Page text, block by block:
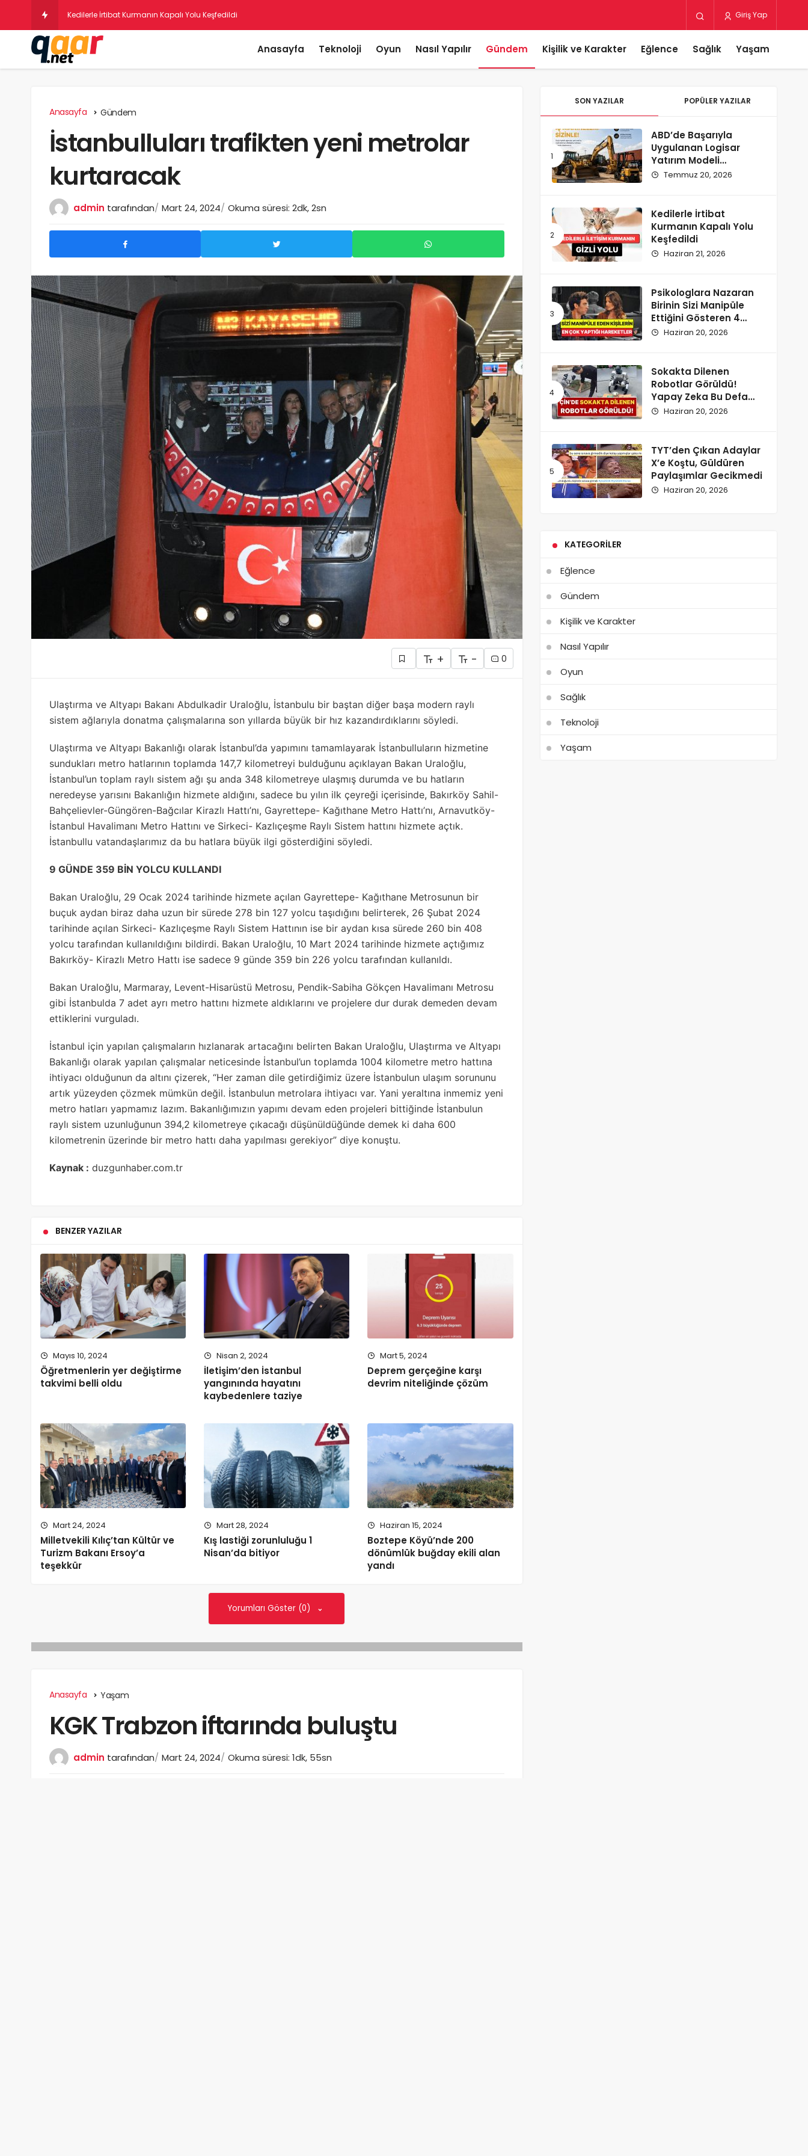
Psikologla Giriş Yap
Anasayfa Teknoloji Oyun Nasıl Yapılır Gündem Kişilik ve Karakter Eğlence Sağlık Yaşam
Anasayfa Gündem
İstanbulluları trafikten yeni metrolar
kurtaracak
admin tarafından Mart 24, 2024 Okuma süresi: 2dk, 2sn
+ - 0
Ulaştırma ve Altyapı Bakanı Abdulkadir Uraloğlu, İstanbulu bir baştan diğer başa modern raylı
sistem ağlarıyla donatma çalışmalarına son yıllarda büyük bir hız kazandırdıklarını söyledi.
Ulaştırma ve Altyapı Bakanlığı olarak İstanbul’da yapımını tamamlayarak İstanbulluların hizmetine
sundukları metro hatlarının toplamda 147,7 kilometreyi bulduğunu açıklayan Bakan Uraloğlu,
İstanbul’un toplam raylı sistem ağı şu anda 348 kilometreye ulaşmış durumda ve bu hatların
neredeyse yarısını Bakanlığın hizmete aldığını, sadece bu yılın ilk çeyreği içerisinde, Bakırköy Sahil-
Bahçelievler-Güngören-Bağcılar Kirazlı Hattı’nı, Gayrettepe- Kağıthane Metro Hattı’nı, Arnavutköy-
İstanbul Havalimanı Metro Hattını ve Sirkeci- Kazlıçeşme Raylı Sistem hattını hizmete açtık.
İstanbullu vatandaşlarımız da bu hatlara büyük ilgi gösterdiğini söyledi.
9 GÜNDE 359 BİN YOLCU KULLANDI
Bakan Uraloğlu, 29 Ocak 2024 tarihinde hizmete açılan Gayrettepe- Kağıthane Metrosunun bir
buçuk aydan biraz daha uzun bir sürede 278 bin 127 yolcu taşıdığını belirterek, 26 Şubat 2024
tarihinde açılan Sirkeci- Kazlıçeşme Raylı Sistem Hattının ise bir aydan kısa sürede 260 bin 408
yolcu tarafından kullanıldığını bildirdi. Bakan Uraloğlu, 10 Mart 2024 tarihinde hizmete açtığımız
Bakırköy- Kirazlı Metro Hattı ise sadece 9 günde 359 bin 226 yolcu tarafından kullanıldı.
Bakan Uraloğlu, Marmaray, Levent-Hisarüstü Metrosu, Pendik-Sabiha Gökçen Havalimanı Metrosu
gibi İstanbulda 7 adet ayrı metro hattını hizmete aldıklarını ve projelere dur durak demeden devam
ettiklerini vurguladı.
İstanbul için yapılan çalışmaların hızlanarak artacağını belirten Bakan Uraloğlu, Ulaştırma ve Altyapı
Bakanlığı olarak yapılan çalışmalar neticesinde İstanbul’un toplamda 1004 kilometre metro hattına
ihtiyacı olduğunun da altını çizerek, “Her zaman dile getirdiğimiz üzere İstanbulun ulaşım sorununu
artık yüzeyden çözmek mümkün değil. İstanbulun metrolara ihtiyacı var. Yani yeraltına inmemiz yeni
metro hatları yapmamız lazım. Bakanlığımızın yapımı devam eden projeleri bittiğinde İstanbulun
raylı sistem uzunluğunun 394,2 kilometreye çıkacağı düşünüldüğünde demek ki daha 600
kilometrenin üzerinde bir metro hattı daha yapılması gerekiyor” diye konuştu.
Kaynak : duzgunhaber.com.tr
BENZER YAZILAR
Mayıs 10, 2024
Öğretmenlerin yer değiştirme
takvimi belli oldu
Nisan 2, 2024
İletişim’den İstanbul
yangınında hayatını
kaybedenlere taziye
Mart 5, 2024
Deprem gerçeğine karşı
devrim niteliğinde çözüm
Mart 24, 2024
Milletvekili Kılıç’tan Kültür ve
Turizm Bakanı Ersoy’a
teşekkür
Mart 28, 2024
Kış lastiği zorunluluğu 1
Nisan’da bitiyor
Haziran 15, 2024
Boztepe Köyü’nde 200
dönümlük buğday ekili alan
yandı
Yorumları Göster (0)
Anasayfa Yaşam
KGK Trabzon iftarında buluştu
admin tarafından Mart 24, 2024 Okuma süresi: 1dk, 55sn
SON YAZILAR POPÜLER YAZILAR
ABD’de Başarıyla
Uygulanan Logisar
Yatırım Modeli
Türkiye’ye Geliyor
Temmuz 20, 2026
Kedilerle İrtibat
Kurmanın Kapalı Yolu
Keşfedildi
Haziran 21, 2026
Psikologlara Nazaran
Birinin Sizi Manipüle
Ettiğini Gösteren 4
Zımnî İşaret
Haziran 20, 2026
Sokakta Dilenen
Robotlar Görüldü!
Yapay Zeka Bu Defa
Kaldırıma İndi
Haziran 20, 2026
TYT’den Çıkan Adaylar
X’e Koştu, Güldüren
Paylaşımlar Gecikmedi
Haziran 20, 2026
KATEGORILER
Eğlence
Gündem
Kişilik ve Karakter
Nasıl Yapılır
Oyun
Sağlık
Teknoloji
Yaşam